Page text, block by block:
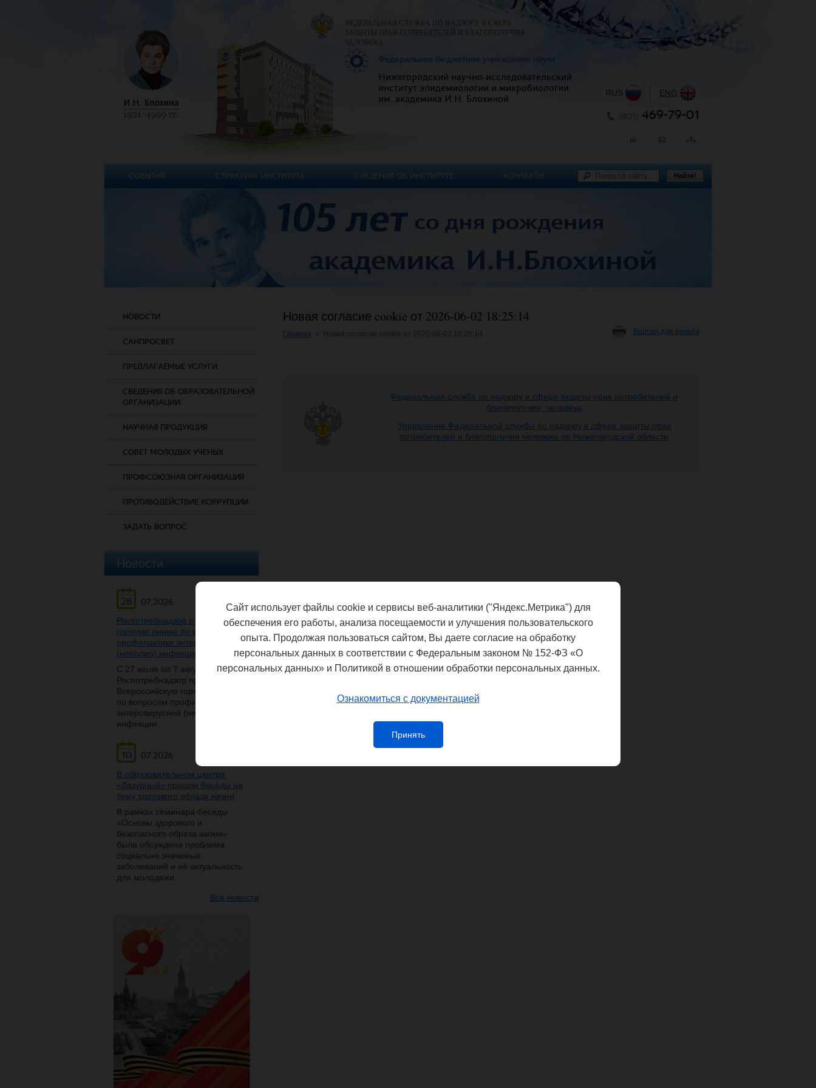
НОВОСТИ
САНПРОСВЕТ
ПРЕДЛАГАЕМЫЕ УСЛУГИ
СВЕДЕНИЯ ОБ ОБРАЗОВАТЕЛЬНОЙ
ОРГАНИЗАЦИИ
НАУЧНАЯ ПРОДУКЦИЯ
СОВЕТ МОЛОДЫХ УЧЕНЫХ
ПРОФСОЮЗНАЯ ОРГАНИЗАЦИЯ
ПРОТИВОДЕЙСТВИЕ КОРРУПЦИИ
ЗАДАТЬ ВОПРОС
Новости
28
07.2026
Роспотребнадзор открывает
горячую линию по вопросам
профилактики энтеровирусной
(неполио) инфекции
С 27 июля по 7 августа
Роспотребнадзор проведет
Всероссийскую горячую линию
по вопросам профилактики
энтеровирусной (неполио)
инфекции.
10
07.2026
В образовательном центре
«Лазурный» прошли беседы на
тему здорового образа жизни
В рамках семинара-беседы
«Основы здорового и
безопасного образа жизни»
была обсуждена проблема
социально значимых
заболеваний и её актуальность
для молодежи.
Все новости
Новая согласие cookie от 2026-06-02 18:25:14
Главная Версия для печати
Федеральная служба по надзору в сфере защиты прав потребителей и
благополучия человека
Управление Федеральной службы по надзору в сфере защиты прав
потребителей и благополучия человека по Нижегородской области
ФЕДЕРАЛЬНАЯ СЛУЖБА ПО НАДЗОРУ В СФЕРЕ
ЗАЩИТЫ ПРАВ ПОТРЕБИТЕЛЕЙ И БЛАГОПОЛУЧИЯ
ЧЕЛОВЕКА
Федеральное бюджетное учреждение науки
Нижегородский научно-исследовательский
институт эпидемиологии и микробиологии
им. академика И.Н. Блохиной
RUS ENG
469-79-01
СОБЫТИЯ СТРУКТУРА ИНСТИТУТА СВЕДЕНИЯ ОБ ИНСТИТУТЕ КОНТАКТЫ Найти!
Сайт использует файлы cookie и сервисы веб-аналитики ("Яндекс.Метрика") для
обеспечения его работы, анализа посещаемости и улучшения пользовательского
опыта. Продолжая пользоваться сайтом, Вы даете согласие на обработку
персональных данных в соответствии с Федеральным законом № 152-ФЗ «О
персональных данных» и Политикой в отношении обработки персональных данных.
Ознакомиться с документацией
Принять